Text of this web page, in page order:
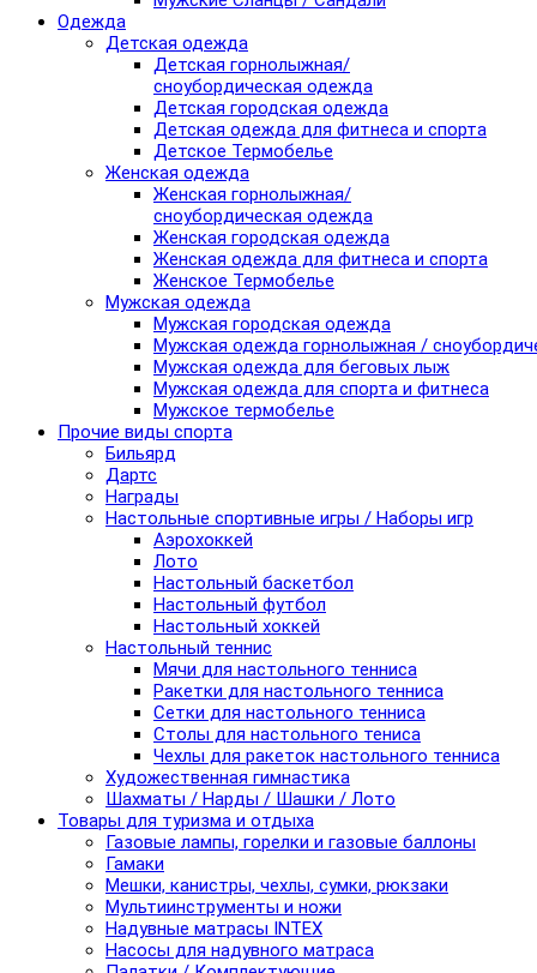
Одежда
Детская одежда
Детская горнолыжная/
сноубордическая одежда
Детская городская одежда
Детская одежда для фитнеса и спорта
Детское Термобелье
Женская одежда
Женская горнолыжная/
сноубордическая одежда
Женская городская одежда
Женская одежда для фитнеса и спорта
Женское Термобелье
Мужская одежда
Мужская городская одежда
Мужская одежда горнолыжная /
Мужская одежда для беговых лыж
Мужская одежда для спорта и фитнеса
Мужское термобелье
Прочие виды спорта
Бильярд
Дартс
Награды
Настольные спортивные игры / Наборы игр
Аэрохоккей
Лото
Настольный баскетбол
Настольный футбол
Настольный хоккей
Настольный теннис
Мячи для настольного тенниса
Ракетки для настольного тенниса
Сетки для настольного тенниса
Столы для настольного тениса
Чехлы для ракеток настольного тенниса
Художественная гимнастика
Шахматы / Нарды / Шашки / Лото
Товары для туризма и отдыха
Газовые лампы, горелки и газовые баллоны
Гамаки
Мешки, канистры, чехлы, сумки, рюкзаки
Мультиинструменты и ножи
Надувные матрасы INTEX
Насосы для надувного матраса